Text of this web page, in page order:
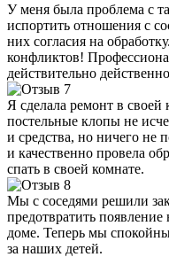
У меня была проблема с
испортить отношения с
них согласия на
конфликтов!
действительно
Я сделала ремонт в своей
постельные клопы не
и средства, но ничего не
и качественно провела
спать в своей комнате.
Мы с соседями решили
предотвратить
доме. Теперь мы
за наших детей.